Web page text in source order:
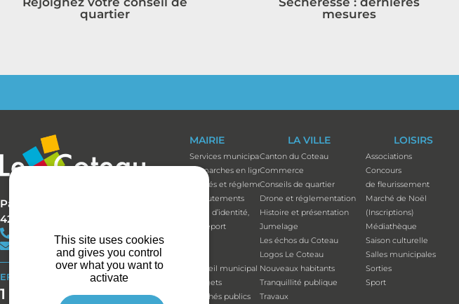
quartier
mesures
Parc Bécot
42120 LE COTEAU
contact@mairie-lecoteau.fr
EFFORT BUDGÉTAIRE
1 164 514 €
MAIRIE
Services municipaux
Démarches en ligne
Arrêtés et réglements
Recrutements
Carte d’identité,
passeport
Conseil municipal
Budgets
Marchés publics
LA VILLE
Canton du Coteau
Commerce
Conseils de quartier
Drone et réglementation
Histoire et présentation
Jumelage
Les échos du Coteau
Logos Le Coteau
Nouveaux habitants
Tranquillité publique
Travaux
LOISIRS
Associations
Concours
de fleurissement
Marché de Noël
(Inscriptions)
Médiathèque
Saison culturelle
Salles municipales
Sorties
Sport
This site uses cookies
and gives you control
over what you want to
activate